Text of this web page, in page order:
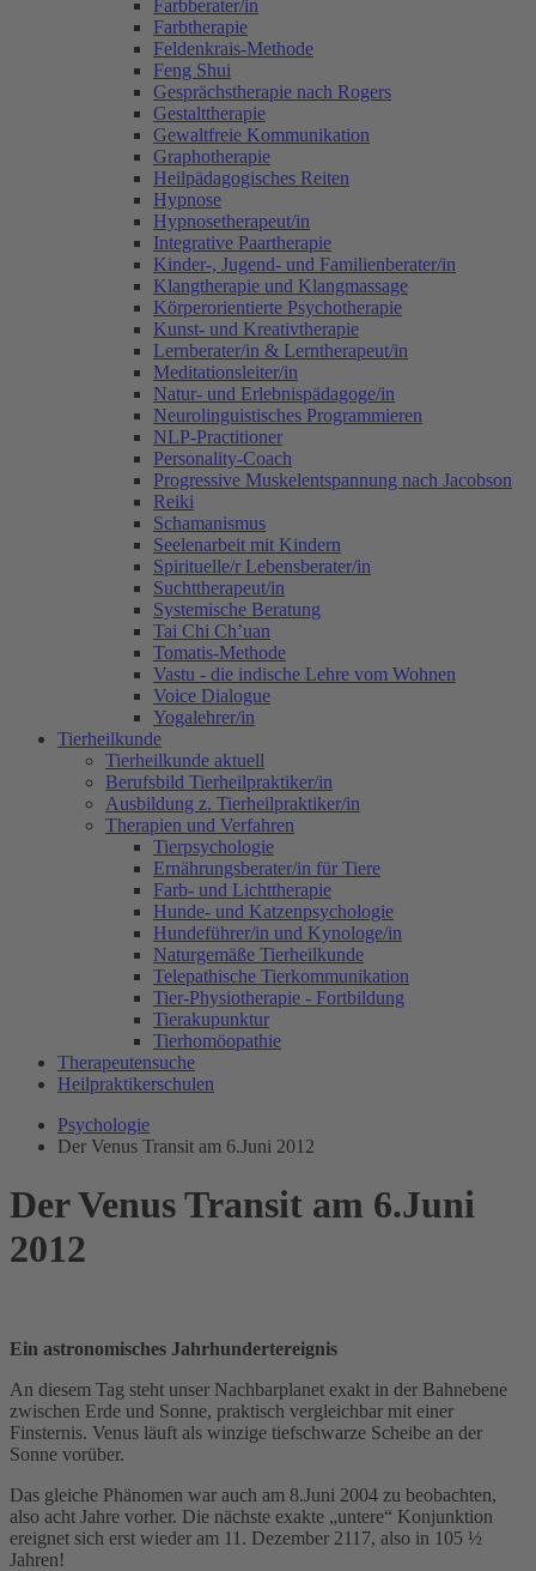
Farbberater/in
Farbtherapie
Feldenkrais-Methode
Feng Shui
Gesprächstherapie nach Rogers
Gestalttherapie
Gewaltfreie Kommunikation
Graphotherapie
Heilpädagogisches Reiten
Hypnose
Hypnosetherapeut/in
Integrative Paartherapie
Kinder-, Jugend- und Familienberater/in
Klangtherapie und Klangmassage
Körperorientierte Psychotherapie
Kunst- und Kreativtherapie
Lernberater/in & Lerntherapeut/in
Meditationsleiter/in
Natur- und Erlebnispädagoge/in
Neurolinguistisches Programmieren
NLP-Practitioner
Personality-Coach
Progressive Muskelentspannung nach Jacobson
Reiki
Schamanismus
Seelenarbeit mit Kindern
Spirituelle/r Lebensberater/in
Suchttherapeut/in
Systemische Beratung
Tai Chi Ch’uan
Tomatis-Methode
Vastu - die indische Lehre vom Wohnen
Voice Dialogue
Yogalehrer/in
Tierheilkunde
Tierheilkunde aktuell
Berufsbild Tierheilpraktiker/in
Ausbildung z. Tierheilpraktiker/in
Therapien und Verfahren
Tierpsychologie
Ernährungsberater/in für Tiere
Farb- und Lichttherapie
Hunde- und Katzenpsychologie
Hundeführer/in und Kynologe/in
Naturgemäße Tierheilkunde
Telepathische Tierkommunikation
Tier-Physiotherapie - Fortbildung
Tierakupunktur
Tierhomöopathie
Therapeutensuche
Heilpraktikerschulen
Psychologie
Der Venus Transit am 6.Juni 2012
Der Venus Transit am 6.Juni
2012
Ein astronomisches Jahrhundertereignis
An diesem Tag steht unser Nachbarplanet exakt in der Bahnebene
zwischen Erde und Sonne, praktisch vergleichbar mit einer
Finsternis. Venus läuft als winzige tiefschwarze Scheibe an der
Sonne vorüber.
Das gleiche Phänomen war auch am 8.Juni 2004 zu beobachten,
also acht Jahre vorher. Die nächste exakte „untere“ Konjunktion
ereignet sich erst wieder am 11. Dezember 2117, also in 105 ½
Jahren!